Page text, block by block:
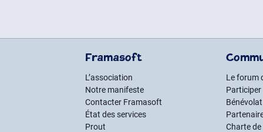
Framasoft
L’association
Notre manifeste
Contacter Framasoft
État des services
Prout
Le forum
Participer
Charte